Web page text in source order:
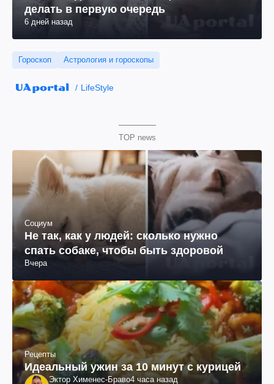
делать в первую очередь
6 дней назад
Гороскоп Астрология и гороскопы
LifeStyle
TOP news
Социум
Не так, как у людей: сколько нужно
спать собаке, чтобы быть здоровой
Вчера
Рецепты
Идеальный ужин за 10 минут с курицей
Эктор Хименес-Браво4 часа назад